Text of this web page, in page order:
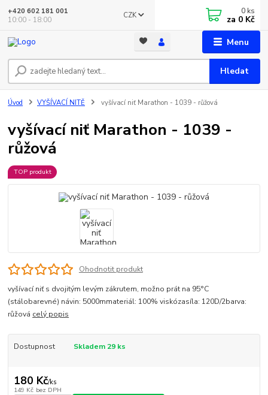
Menu
CZK
Hledat
+420 602 181 001
10:00 - 18:00
0 ks
za 0 Kč
Úvod VYŠÍVACÍ NITĚ vyšívací niť Marathon - 1039 - růžová
vyšívací niť Marathon - 1039 -
růžová
TOP produkt
Ohodnotit produkt
vyšívací niť s dvojitým levým zákrutem, možno prát na 95°C
(stálobarevné) návin: 5000mmateriál: 100% viskózasíla: 120D/2barva:
růžová celý popis
Dostupnost Skladem 29 ks
180 Kč/ks
149 Kč bez DPH